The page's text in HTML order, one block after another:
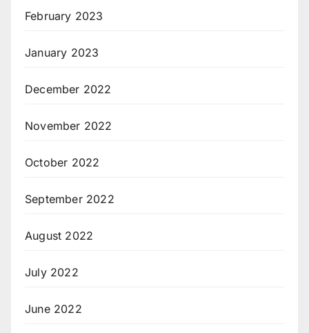
February 2023
January 2023
December 2022
November 2022
October 2022
September 2022
August 2022
July 2022
June 2022